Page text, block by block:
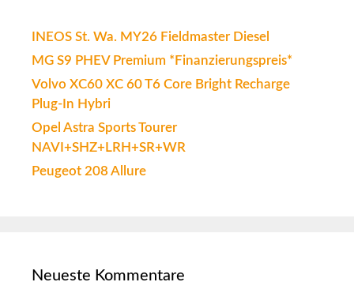
INEOS St. Wa. MY26 Fieldmaster Diesel
MG S9 PHEV Premium *Finanzierungspreis*
Volvo XC60 XC 60 T6 Core Bright Recharge
Plug-In Hybri
Opel Astra Sports Tourer
NAVI+SHZ+LRH+SR+WR
Peugeot 208 Allure
Neueste Kommentare